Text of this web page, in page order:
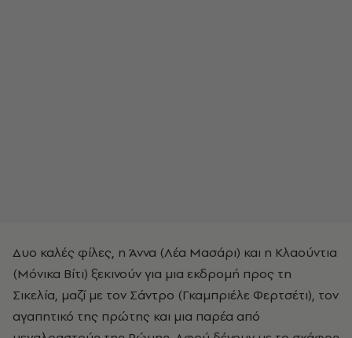
Δυο καλές φίλες, η Άννα (Λέα Μασάρι) και η Κλαούντια
(Μόνικα Βίτι) ξεκινούν για μια εκδρομή προς τη
Σικελία, μαζί με τον Σάντρο (Γκαμπριέλε Φερτσέτι), τον
αγαπητικό της πρώτης και μια παρέα από